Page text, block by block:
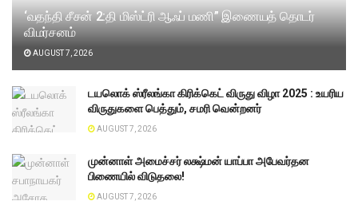
‘வதந்தி சீசன் 2:தி மிஸ்ட்ரி ஆஃப் மணி” இணையத் தொடர்
விமர்சனம்
AUGUST 7, 2026
டயலொக் ஸ்ரீலங்கா கிரிக்கெட் விருது விழா 2025 : உயரிய
விருதுகளை பெத்தும், சமரி வென்றனர்
AUGUST 7, 2026
முன்னாள் அமைச்சர் லக்ஷ்மன் யாப்பா அபேவர்தன
பிணையில் விடுதலை!
AUGUST 7, 2026